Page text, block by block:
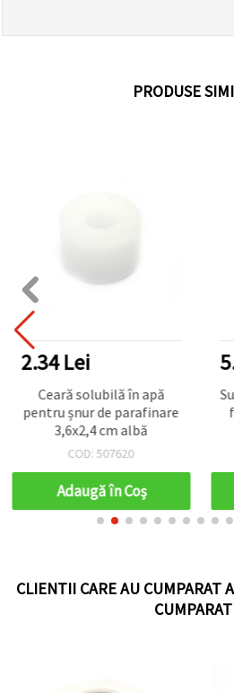
PRODUSE
2.34 Lei
Ceară solubilă în apă
pentru șnur de parafinare
3,6x2,4 cm albă
COD: 507620
Adaugă în Coş
CLIENTII CARE AU CUMPARAT